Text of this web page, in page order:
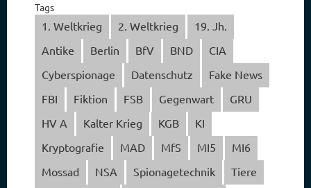
Tags
1. Weltkrieg 2. Weltkrieg
19. Jh.
Antike
Berlin BfV BND
CIA
Cyberspionage
Datenschutz
Fake News
FBI
Fiktion FSB Gegenwart
GRU
HV A
Kalter Krieg KGB
KI
Kryptografie
MAD MfS MI5
MI6
Mossad
NSA Spionagetechnik
Tiere